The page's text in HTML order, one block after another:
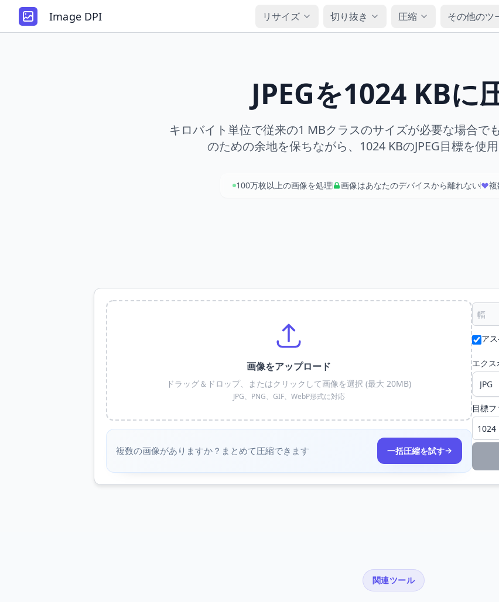
Image DPI リサイズ 切り抜き 圧縮 その他のツ
JPEGを1024 KBに
キロバイト単位で従来の1 MBクラスのサイズが必要な場合で
のための余地を保ちながら、1024 KBのJPEG目標を使用
100万枚以上の画像を処理 画像はあなたのデバイスから離れない
画像をアップロード
ドラッグ＆ドロップ、またはクリックして画像を選択 (最大 20MB)
JPG、PNG、GIF、WebP形式に対応
複数の画像がありますか？まとめて圧縮できます 一括圧縮を試す→
ア
エクス
目標フ
関連ツール